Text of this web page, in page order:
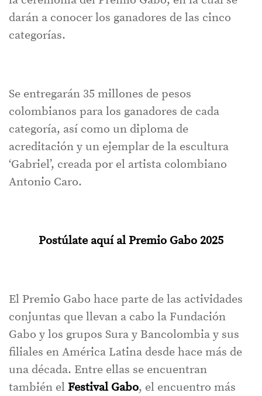
darán a conocer los ganadores de las cinco
categorías.
Se entregarán 35 millones de pesos
colombianos para los ganadores de cada
categoría, así como un diploma de
acreditación y un ejemplar de la escultura
‘Gabriel’, creada por el artista colombiano
Antonio Caro.
Postúlate aquí al Premio Gabo 2025
El Premio Gabo hace parte de las actividades
conjuntas que llevan a cabo la Fundación
Gabo y los grupos Sura y Bancolombia y sus
filiales en América Latina desde hace más de
una década. Entre ellas se encuentran
también el Festival Gabo, el encuentro más